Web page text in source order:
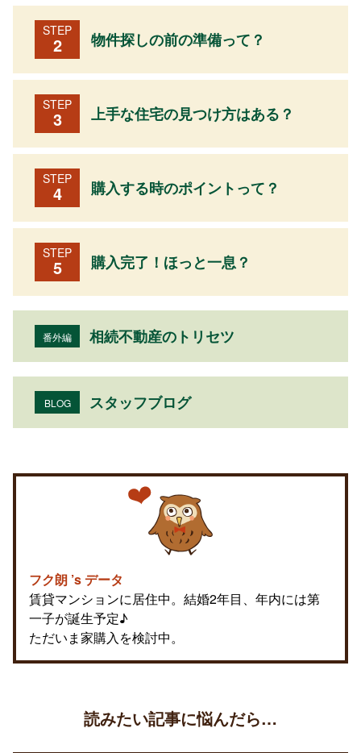
STEP
2 物件探しの前の準備って？
STEP
3 上手な住宅の見つけ方はある？
STEP
4 購入する時のポイントって？
STEP
5 購入完了！ほっと一息？
番外編 相続不動産のトリセツ
BLOG スタッフブログ
フク朗 ’s データ
賃貸マンションに居住中。結婚2年目、年内には第
一子が誕生予定♪
ただいま家購入を検討中。
読みたい記事に悩んだら…